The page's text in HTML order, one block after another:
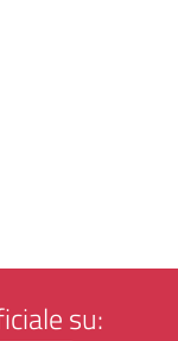
su: